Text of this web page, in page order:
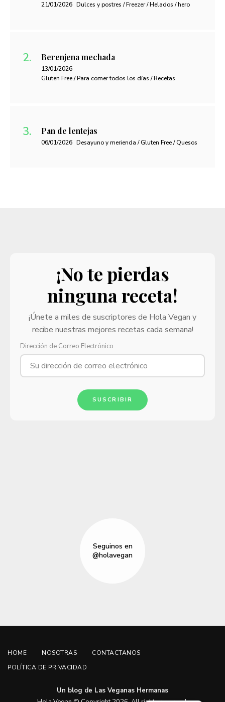
21/01/2026 Dulces y postres / Freezer / Helados / hero
Berenjena mechada
13/01/2026
Gluten Free / Para comer todos los días / Recetas
Pan de lentejas
06/01/2026 Desayuno y merienda / Gluten Free / Quesos
¡No te pierdas
ninguna receta!
¡Únete a miles de suscriptores de Hola Vegan y
recibe nuestras mejores recetas cada semana!
Dirección de Correo Electrónico
SUSCRIBIR
Seguinos en
@holavegan
HOME NOSOTRAS
CONTACTANOS
POLÍTICA DE PRIVACIDAD
Un blog de Las Veganas Hermanas
English